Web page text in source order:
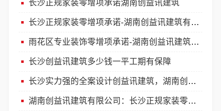
长沙正规家装零增项承诺湖南创益讯建筑
长沙正规家装零增项承诺-湖南创益讯建筑有限公司
雨花区专业装饰零增项承诺-湖南创益讯建筑有限公司
长沙创益讯建筑多少钱一平工期有保障
长沙实力强的全案设计创益讯建筑，湖南创益讯建筑有限公司
湖南创益讯建筑有限公司：长沙正规家装零增项承诺